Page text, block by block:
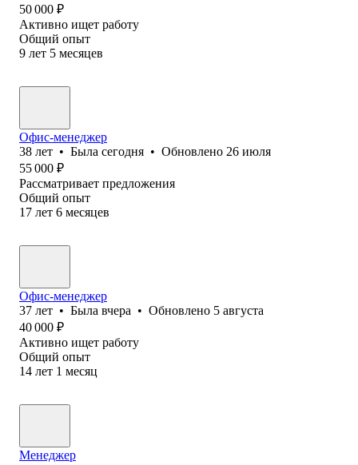
50 000 ₽
Активно ищет работу
Общий опыт
9 лет 5 месяцев
Офис-менеджер
38 лет • Была сегодня • Обновлено 26 июля
55 000 ₽
Рассматривает предложения
Общий опыт
17 лет 6 месяцев
Офис-менеджер
37 лет • Была вчера • Обновлено 5 августа
40 000 ₽
Активно ищет работу
Общий опыт
14 лет 1 месяц
Менеджер